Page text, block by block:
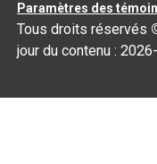
Paramètres des
Tous droits réservés
jour du contenu :